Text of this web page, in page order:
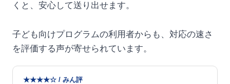
くと、安心して送り出せます。
子ども向けプログラムの利用者からも、対応の速さ
を評価する声が寄せられています。
★★★★☆ / みん評